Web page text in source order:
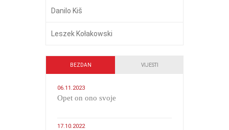
Danilo Kiš
Leszek Kołakowski
BEZDAN VIJESTI
06.11.2023
​Opet on ono svoje
17.10.2022